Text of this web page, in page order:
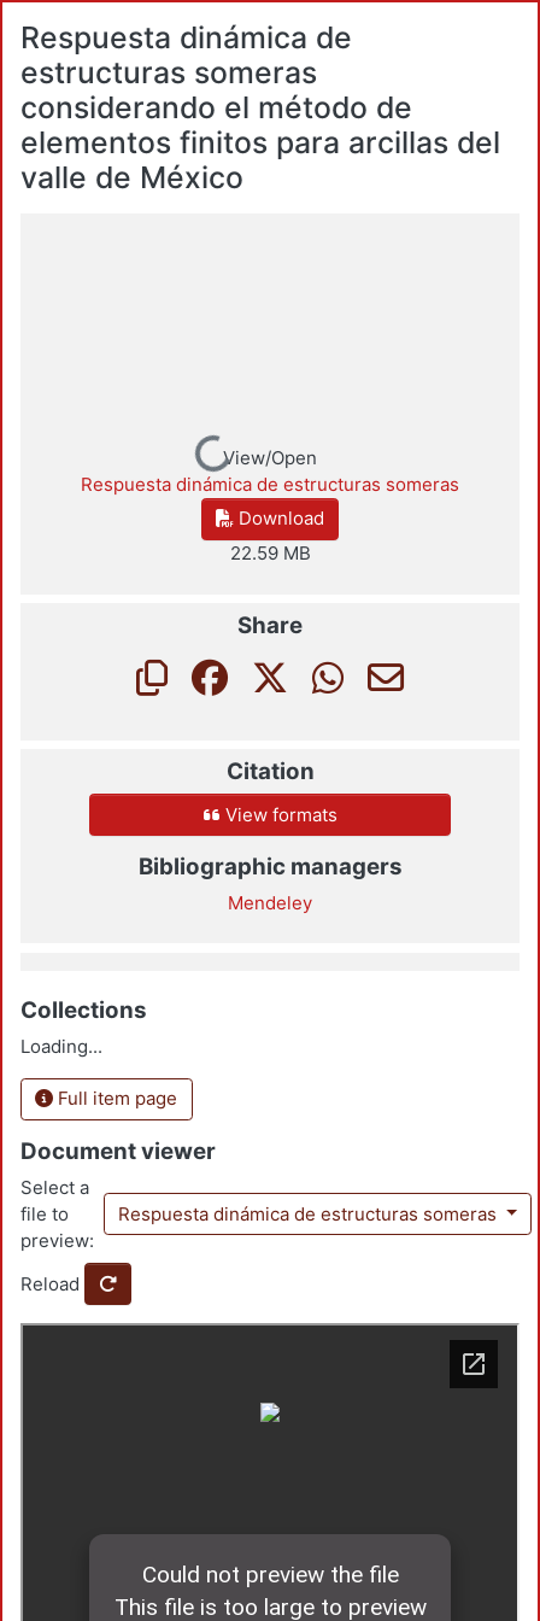
Respuesta dinámica de
estructuras someras
considerando el método de
elementos finitos para arcillas del
valle de México
Loading...
View/Open
Respuesta dinámica de estructuras someras
Download
22.59 MB
Share
Citation
View formats
Bibliographic managers
Mendeley
Collections
Loading...
Full item page
Document viewer
Select a
file to
preview:
Respuesta dinámica de estructuras someras
Reload